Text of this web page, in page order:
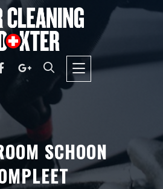
SCHOON